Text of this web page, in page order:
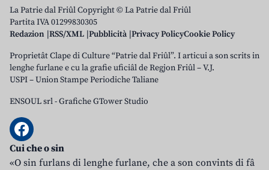
La Patrie dal Friûl Copyright © La Patrie dal Friûl
Partita IVA 01299830305
Redazion RSS/XML Pubblicità Privacy PolicyCookie Policy
Proprietât Clape di Culture “Patrie dal Friûl”. I articui a son scrits in
lenghe furlane e cu la grafie uficiâl de Regjon Friûl – V.J.
USPI – Union Stampe Periodiche Taliane
ENSOUL srl-Grafiche GTower Studio
Cui che o sin
«O sin furlans di lenghe furlane, che a son convints di fâ